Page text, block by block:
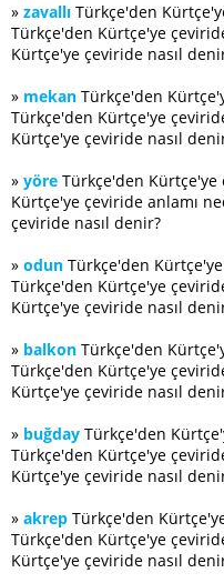
» zavallı Türkçe'den
Türkçe'den Kürtçe'ye
Kürtçe'ye çeviride nasıl
» mekan Türkçe'den
Türkçe'den Kürtçe'ye
Kürtçe'ye çeviride nasıl
» yöre Türkçe'den
Kürtçe'ye çeviride anlamı
çeviride nasıl denir?
» odun Türkçe'den
Türkçe'den Kürtçe'ye
Kürtçe'ye çeviride nasıl
» balkon Türkçe'den
Türkçe'den Kürtçe'ye
Kürtçe'ye çeviride nasıl
» buğday Türkçe'den
Türkçe'den Kürtçe'ye
Kürtçe'ye çeviride nasıl
» akrep Türkçe'den
Türkçe'den Kürtçe'ye
Kürtçe'ye çeviride nasıl